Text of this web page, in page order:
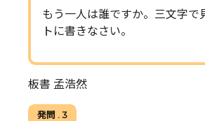
もう一人は誰ですか。三文字で
トに書きなさい。
板書 孟浩然
発問 . 3